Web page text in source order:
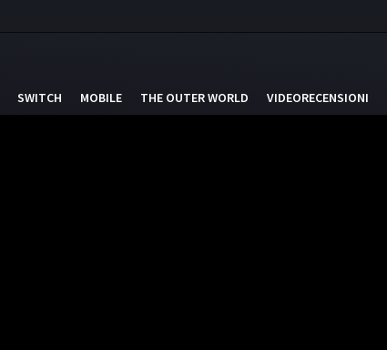
SWITCH MOBILE THE OUTER WORLD VIDEORECENSIONI